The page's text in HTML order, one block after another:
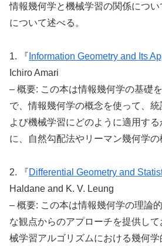
情報幾何学と機械学習の関係につ
について述べる。
1. 『 Information Geometry and Its
Ichiro Amari
– 概要: この本は情報幾何学の基礎
で、情報幾何学の概念を使って、
よび機械学習にどのように適用す
に、自然勾配法やリーマン幾何学の
2. 『Differential Geometry and
Haldane and K. V. Leung
– 概要: この本は情報幾何学の理論
な観点からのアプローチを提供し
械学習アルゴリズムにおける幾何